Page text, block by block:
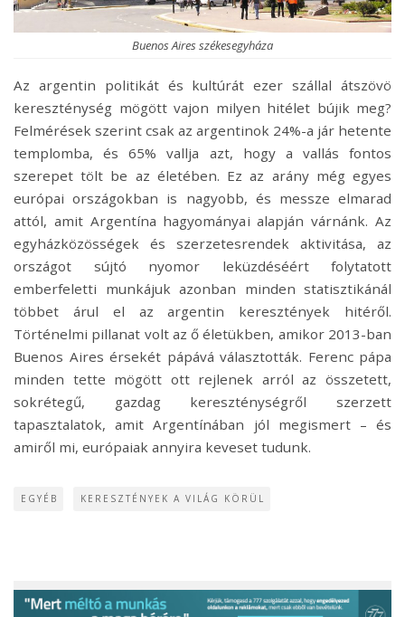
Buenos Aires székesegyháza
Az argentin politikát és kultúrát ezer szállal átszövö
kereszténység mögött vajon milyen hitélet bújik meg?
Felmérések szerint csak az argentinok 24%-a jár hetente
templomba, és 65% vallja azt, hogy a vallás fontos
szerepet tölt be az életében. Ez az arány még egyes
európai országokban is nagyobb, és messze elmarad
attól, amit Argentína hagyományai alapján várnánk. Az
egyházközösségek és szerzetesrendek aktivitása, az
országot sújtó nyomor leküzdéséért folytatott
emberfeletti munkájuk azonban minden statisztikánál
többet árul el az argentin keresztények hitéről.
Történelmi pillanat volt az ő életükben, amikor 2013-ban
Buenos Aires érsekét pápává választották. Ferenc pápa
minden tette mögött ott rejlenek arról az összetett,
sokrétegű, gazdag kereszténységről szerzett
tapasztalatok, amit Argentínában jól megismert – és
amiről mi, európaiak annyira keveset tudunk.
EGYÉB KERESZTÉNYEK A VILÁG KÖRÜL